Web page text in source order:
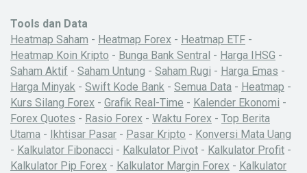
Tools dan Data
Heatmap Saham - Heatmap Forex - Heatmap ETF -
Heatmap Koin Kripto - Bunga Bank Sentral - Harga IHSG -
Saham Aktif - Saham Untung - Saham Rugi - Harga Emas -
Harga Minyak - Swift Kode Bank - Semua Data - Heatmap -
Kurs Silang Forex - Grafik Real-Time - Kalender Ekonomi -
Forex Quotes - Rasio Forex - Waktu Forex - Top Berita
Utama - Ikhtisar Pasar - Pasar Kripto - Konversi Mata Uang
- Kalkulator Fibonacci - Kalkulator Pivot - Kalkulator Profit -
Kalkulator Pip Forex - Kalkulator Margin Forex - Kalkulator